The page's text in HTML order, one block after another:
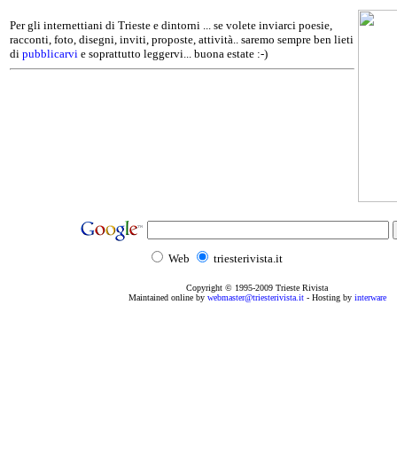
Per gli internettiani di Trieste e dintorni ... se volete inviarci poesie,
racconti, foto, disegni, inviti, proposte, attività.. saremo sempre ben lieti
di pubblicarvi e soprattutto leggervi... buona estate :-)
Web triesterivista.it
Copyright © 1995-2009 Trieste Rivista
Maintained online by webmaster@triesterivista.it- Hosting by interware